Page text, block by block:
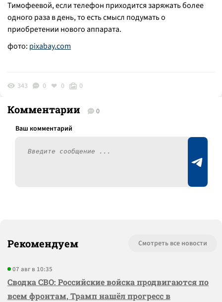
Тимофеевой, если телефон приходится заряжать более
одного раза в день, то есть смысл подумать о
приобретении нового аппарата.
фото: pixabay.com
343 0 0 0
Комментарии 0
Рекомендуем Смотреть все новости
07 авг в 10:35
Сводка СВО: Российские войска продвигаются по
всем фронтам, Трамп нашёл прогресс в